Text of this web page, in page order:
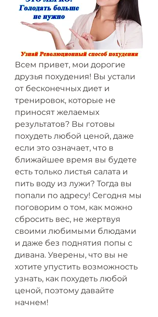
Всем привет, мои дорогие
друзья похудения! Вы устали
от бесконечных диет и
тренировок, которые не
приносят желаемых
результатов? Вы готовы
похудеть любой ценой, даже
если это означает, что в
ближайшее время вы будете
есть только листья салата и
пить воду из лужи? Тогда вы
попали по адресу! Сегодня мы
поговорим о том, как можно
сбросить вес, не жертвуя
своими любимыми блюдами
и даже без поднятия попы с
дивана. Уверены, что вы не
хотите упустить возможность
узнать, как похудеть любой
ценой, поэтому давайте
начнем!